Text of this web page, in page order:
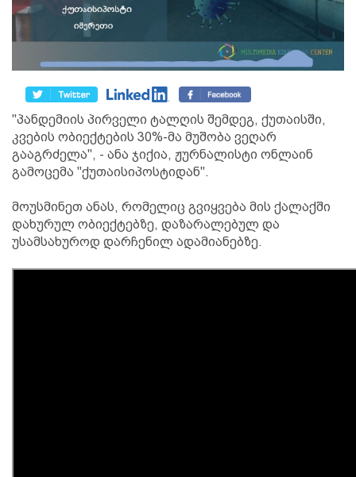
"პანდემიის პირველი ტალღის შემდეგ, ქუთაისში,
კვების ობიექტების 30%-მა მუშობა ვეღარ
გააგრძელა", - ანა ჯიქია, ჟურნალისტი ონლაინ
გამოცემა "ქუთაისიპოსტიდან".
მოუსმინეთ ანას, რომელიც გვიყვება მის ქალაქში
დახურულ ობიექტებზე, დაზარალებულ და
უსამსახუროდ დარჩენილ ადამიანებზე.